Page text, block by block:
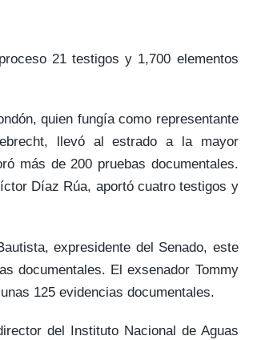
21 testigos y 1,700 elementos
quien fungía como representante
llevó al estrado a la mayor
más de 200 pruebas documentales.
Díaz Rúa, aportó cuatro testigos y
expresidente del Senado, este
documentales. El exsenador Tommy
125 evidencias documentales.
del Instituto Nacional de Aguas